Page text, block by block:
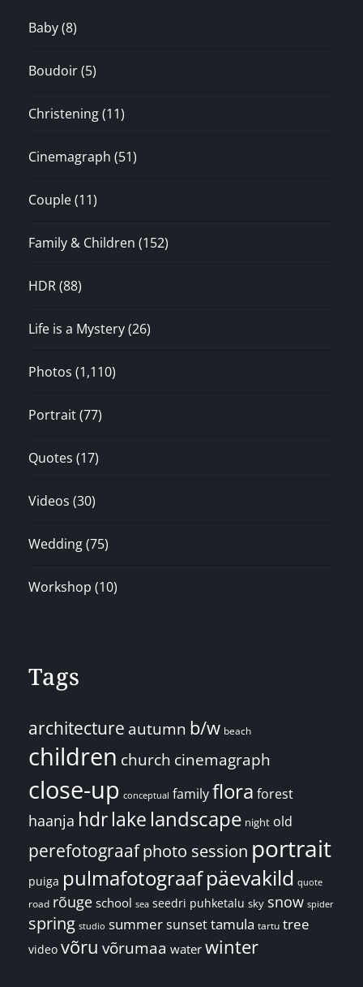
Baby(8)
Boudoir(5)
Christening(11)
Cinemagraph (51)
Couple(11)
Family & Children (152)
HDR(88)
Life is a Mystery(26)
Photos (1,110)
Portrait(77)
Quotes (17)
Videos (30)
Wedding(75)
Workshop (10)
Tags
architecture autumn b/w beach
children church cinemagraph
close-up conceptual familyflora forest
haanja hdrlake landscape night old
perefotograafphoto session portrait
puiga pulmafotograafpäevakild quote
road rõuge school sea seedri puhketalu sky snow spider
spring studio summersunsettamula tartu tree
video võru võrumaa water winter